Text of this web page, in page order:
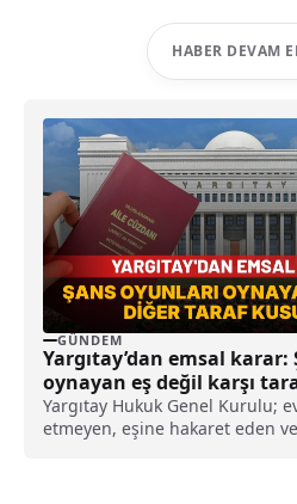
HABER DEVAM
GÜNDEM
Yargıtay’dan emsal karar:
oynayan eş değil karşı
kusurlu sayıldı
Yargıtay Hukuk Genel Kurulu;
etmeyen, eşine hakaret eden